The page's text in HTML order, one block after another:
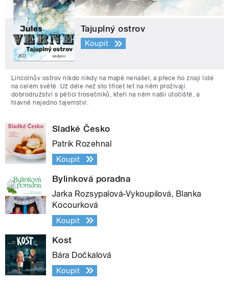
Tajuplný ostrov
Koupit
Lincolnův ostrov nikdo nikdy na mapě nenašel, a přece ho znají lidé
na celém světě. Už déle než sto třicet let na něm prožívají
dobrodružství s pěticí trosečníků, kteří na něm našli útočiště, a
hlavně nejedno tajemství.
Sladké Česko
Patrik Rozehnal
Koupit
Bylinková poradna
Jarka Rozsypalová-Vykoupilová, Blanka
Kocourková
Koupit
Kost
Bára Dočkalová
Koupit